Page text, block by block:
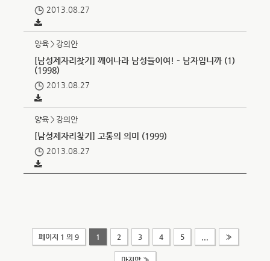
2013.08.27
양육＞강의안
[남성제자리찾기] 깨어나라 남성들이여! – 남자입니까 (1)
(1998)
2013.08.27
양육＞강의안
[남성제자리찾기] 고통의 의미 (1999)
2013.08.27
페이지 1 의 9 1 2 3 4 5 »